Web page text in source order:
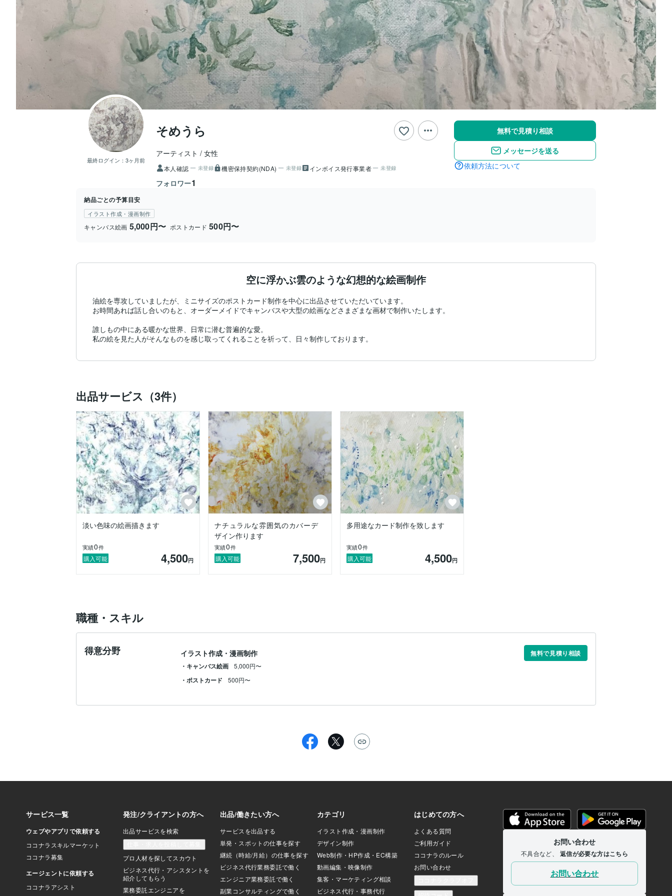
最終ログイン： 3ヶ月前
そめうら
アーティスト 女性
本人確認 未登録 機密保持契約(NDA) 未登録 インボイス発行事業者 未登録
フォロワー1
無料で見積り相談
メッセージを送る
依頼方法について
納品ごとの予算目安
イラスト作成・漫画制作
キャンバス絵画 5,000円〜 ポストカード 500円〜
空に浮かぶ雲のような幻想的な絵画制作
油絵を専攻していましたが、ミニサイズのポストカード制作を中心に出品させていただいています。
お時間あれば話し合いのもと、オーダーメイドでキャンバスや大型の絵画などさまざまな画材で制作いたします。
誰しもの中にある暖かな世界、日常に潜む普遍的な愛。
私の絵を見た人がそんなものを感じ取ってくれることを祈って、日々制作しております。
出品サービス（3件）
淡い色味の絵画描きます
実績0件
購入可能 4,500円
ナチュラルな雰囲気のカバーデ
ザイン作ります
実績0件
購入可能 7,500円
多用途なカード制作を致します
実績0件
購入可能 4,500円
職種・スキル
得意分野 イラスト作成・漫画制作
無料で見積り相談
・キャンバス絵画
5,000円〜
・ポストカード 500円〜